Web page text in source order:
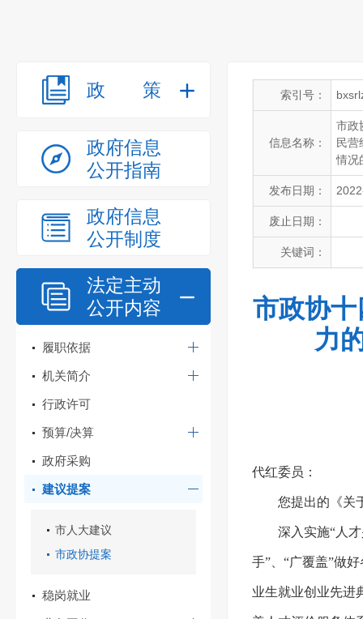
政策
政府信息
公开指南
政府信息
公开制度
法定主动
公开内容
履职依据
机关简介
行政许可
预算/决算
政府采购
建议提案
市人大建议
市政协提案
稳岗就业
索引号：
信息名称：
市政
民营
情况
发布日期：
废止日期：
关键词：
市政协
力
代红委员：
您提出的《关
深入实施“人
手”、“广覆盖”做
业生就业创业先进